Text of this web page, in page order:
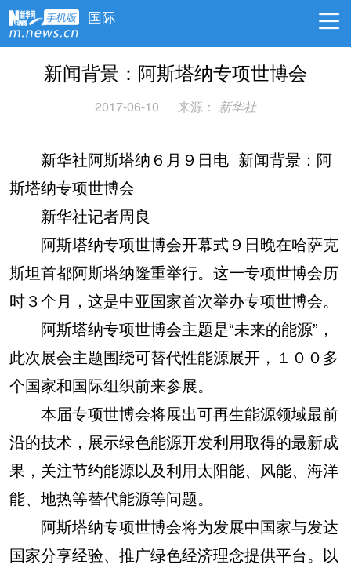
国际
新闻背景：阿斯塔纳专项世博会
2017-06-10 来源： 新华社
新华社阿斯塔纳６月９日电 新闻背景：阿
斯塔纳专项世博会
新华社记者周良
阿斯塔纳专项世博会开幕式９日晚在哈萨克
斯坦首都阿斯塔纳隆重举行。这一专项世博会历
时３个月，这是中亚国家首次举办专项世博会。
阿斯塔纳专项世博会主题是“未来的能源”，
此次展会主题围绕可替代性能源展开，１００多
个国家和国际组织前来参展。
本届专项世博会将展出可再生能源领域最前
沿的技术，展示绿色能源开发利用取得的最新成
果，关注节约能源以及利用太阳能、风能、海洋
能、地热等替代能源等问题。
阿斯塔纳专项世博会将为发展中国家与发达
国家分享经验、推广绿色经济理念提供平台。以